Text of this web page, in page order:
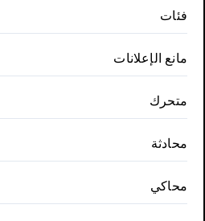
فئات
مانع الإعلانات
متحرك
محادثة
محاكي